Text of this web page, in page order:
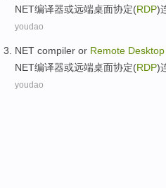
NET编译器或远端桌面协定(RDP)
youdao
NET compiler or Remote Desktop
NET编译器或远端桌面协定(RDP)
youdao